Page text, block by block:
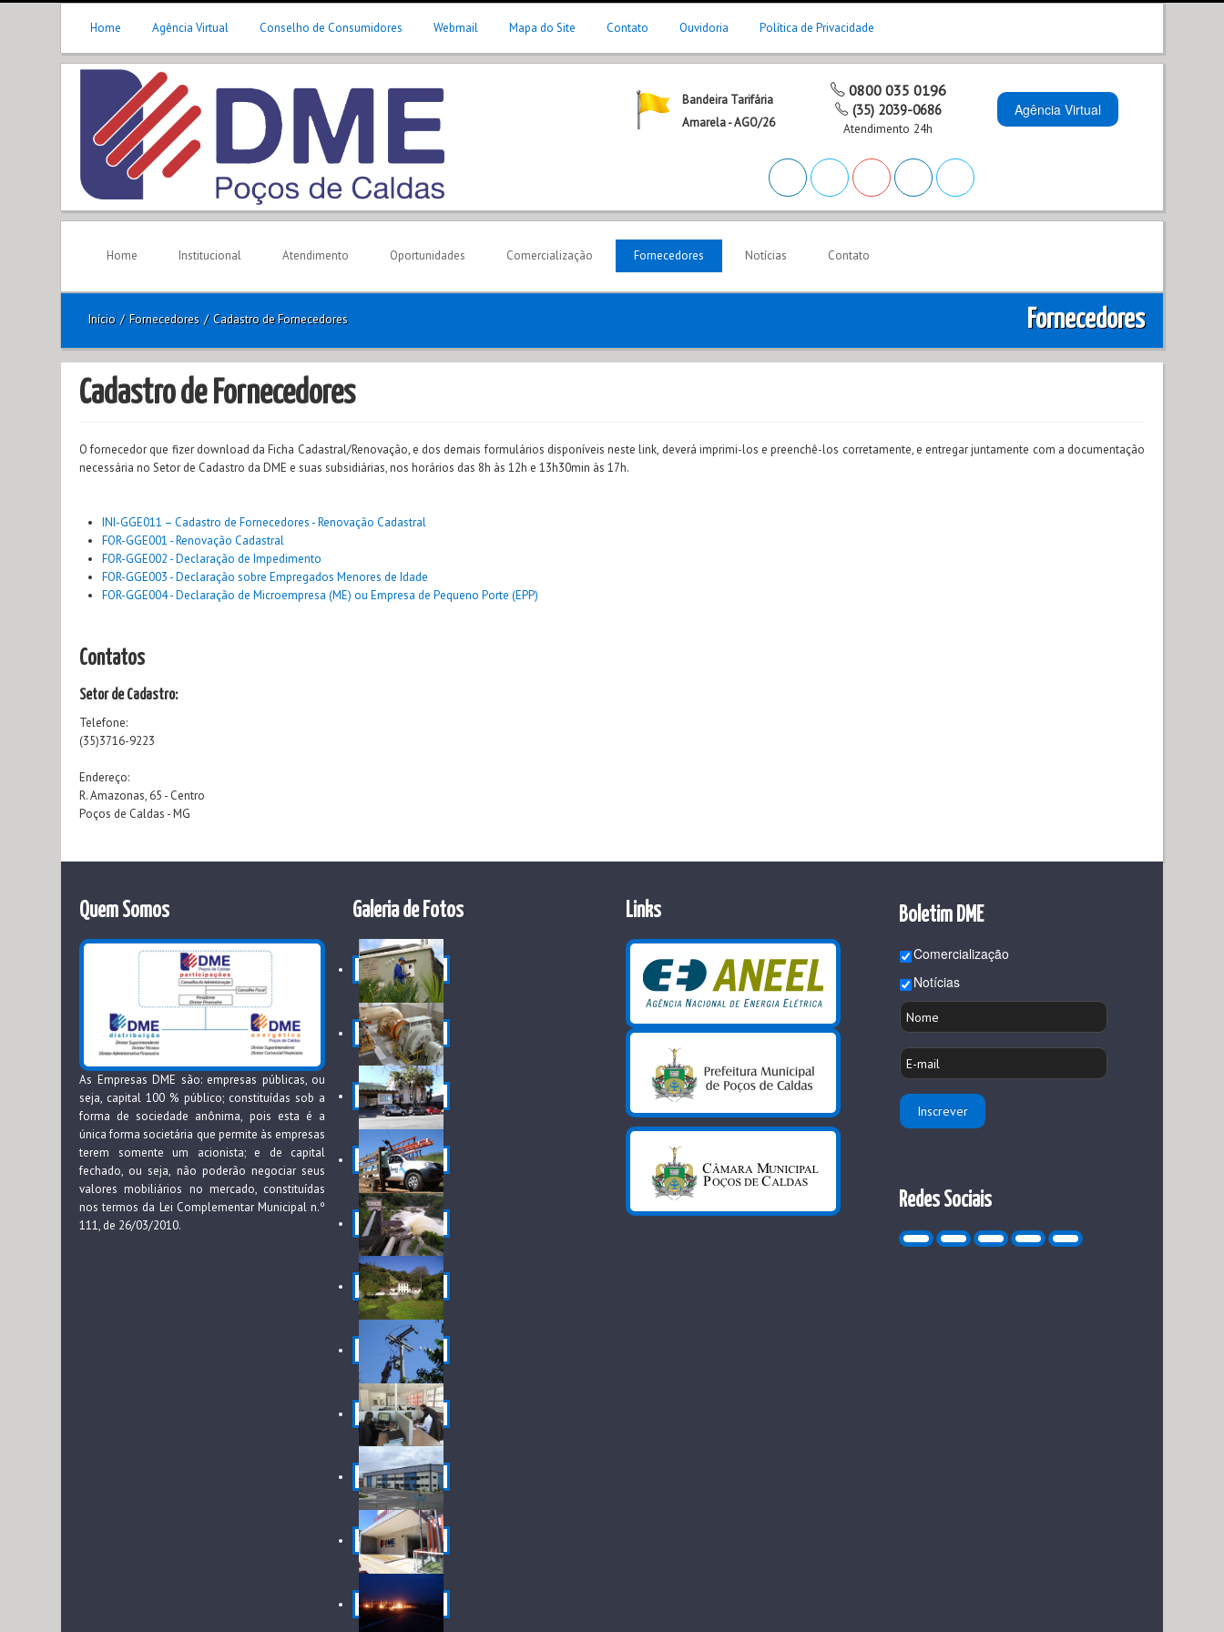
Home Agência Virtual Conselho de Consumidores Webmail Mapa do Site Contato Ouvidoria Política de Privacidade
Bandeira Tarifária
Amarela - AGO/26
0800 035 0196
(35) 2039-0686
Atendimento 24h
Agência Virtual
Home Institucional Atendimento Oportunidades Comercialização Fornecedores Notícias Contato
Início / Fornecedores / Cadastro de Fornecedores Fornecedores
Cadastro de Fornecedores
O fornecedor que fizer download da Ficha Cadastral/Renovação, e dos demais formulários disponíveis neste link, deverá imprimi-los e preenchê-los corretamente, e entregar juntamente com a documentação
necessária no Setor de Cadastro da DME e suas subsidiárias, nos horários das 8h às 12h e 13h30min às 17h.
INI-GGE011 – Cadastro de Fornecedores - Renovação Cadastral
FOR-GGE001 - Renovação Cadastral
FOR-GGE002 - Declaração de Impedimento
FOR-GGE003 - Declaração sobre Empregados Menores de Idade
FOR-GGE004 - Declaração de Microempresa (ME) ou Empresa de Pequeno Porte (EPP)
Contatos
Setor de Cadastro:
Telefone:
(35)3716-9223
Endereço:
R. Amazonas, 65 - Centro
Poços de Caldas - MG
Quem Somos
As Empresas DME são: empresas públicas, ou
seja, capital 100 % público; constituídas sob a
forma de sociedade anônima, pois esta é a
única forma societária que permite às empresas
terem somente um acionista; e de capital
fechado, ou seja, não poderão negociar seus
valores mobiliários no mercado, constituídas
nos termos da Lei Complementar Municipal n.º
111, de 26/03/2010.
Galeria de Fotos Links Boletim DME
Comercialização
Notícias
Redes Sociais